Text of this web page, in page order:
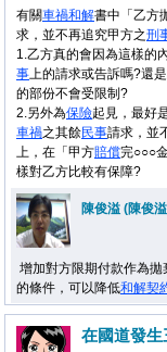
有關車禍和解書中「乙方
求，並不再追究甲方之刑
1.乙方真的會因為這樣的
事上的請求或告訴嗎?還
的部份不會受限制?
2.另外為保險起見，最好
車禍之其餘民事請求，並
上，在「甲方賠償完○○○
樣對乙方比較有保障?
陳俊溢 (陳俊
增加對方限期付款作為拋
的條件，可以降低和解契